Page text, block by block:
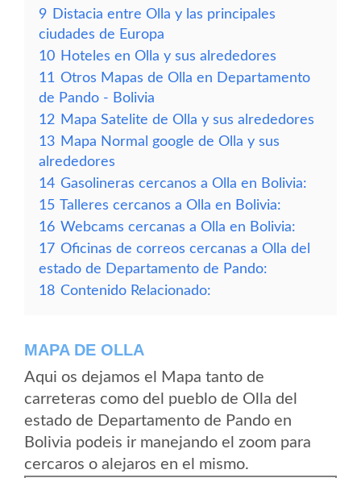
9 Distacia entre Olla y las principales
ciudades de Europa
10 Hoteles en Olla y sus alrededores
11 Otros Mapas de Olla en Departamento
de Pando - Bolivia
12 Mapa Satelite de Olla y sus alrededores
13 Mapa Normal google de Olla y sus
alrededores
14 Gasolineras cercanos a Olla en Bolivia:
15 Talleres cercanos a Olla en Bolivia:
16 Webcams cercanas a Olla en Bolivia:
17 Oficinas de correos cercanas a Olla del
estado de Departamento de Pando:
18 Contenido Relacionado:
MAPA DE OLLA
Aqui os dejamos el Mapa tanto de
carreteras como del pueblo de Olla del
estado de Departamento de Pando en
Bolivia podeis ir manejando el zoom para
cercaros o alejaros en el mismo.